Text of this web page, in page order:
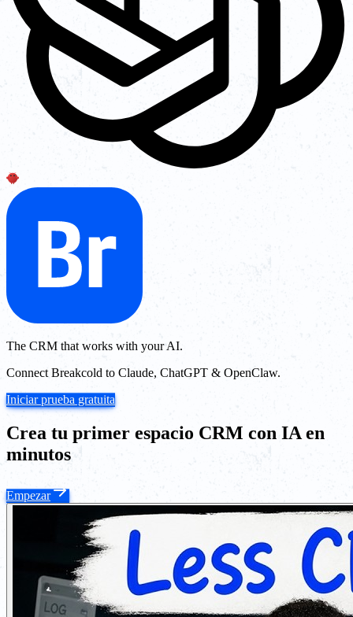
The CRM that works with your AI.
Connect Breakcold to Claude, ChatGPT & OpenClaw.
Iniciar prueba gratuita
Crea tu primer espacio CRM con IA en
minutos
Empezar